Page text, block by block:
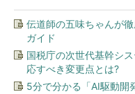
伝道師の五味ちゃんが
ガイド
国税庁の次世代基幹シ
応すべき変更点とは?
5分で分かる「AI駆動開